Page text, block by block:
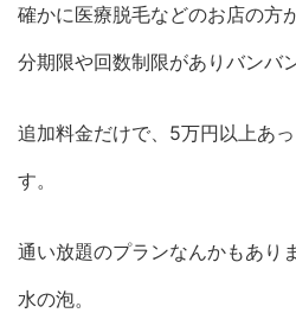
確かに医療脱毛などのお店の方
分期限や回数制限がありバンバ
追加料金だけで、5万円以上あ
す。
通い放題のプランなんかもあり
水の泡。